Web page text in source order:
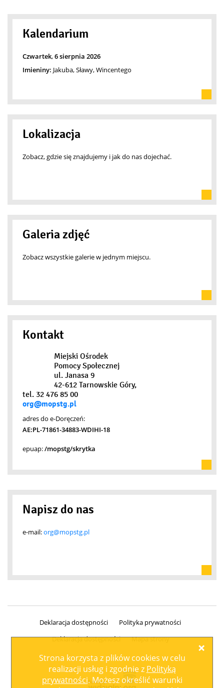
Strona korzysta z plikówcookies w celu
realizacji usług i zgodnie z Polityką
prywatności. Możesz określić warunki
Kalendarium
Czwartek,6sierpnia 2026
Imieniny: Jakuba, Sławy, Wincentego
Lokalizacja
Zobacz, gdzie się znajdujemy i jak do nas dojechać.
Galeria zdjęć
Zobacz wszystkie galerie w jednym miejscu.
Kontakt
Miejski Ośrodek
Pomocy Społecznej
ul. Janasa 9
42-612 Tarnowskie Góry,
tel. 32 476 85 00
org@mopstg.pl
adres do e-Doręczeń:
AE:PL-71861-34883-WDIHI-18
epuap:/mopstg/skrytka
Napisz do nas
e-mail:org@mopstg.pl
Deklaracja dostępności
Polityka prywatności
Deklaracja dostępności
Mapa strony